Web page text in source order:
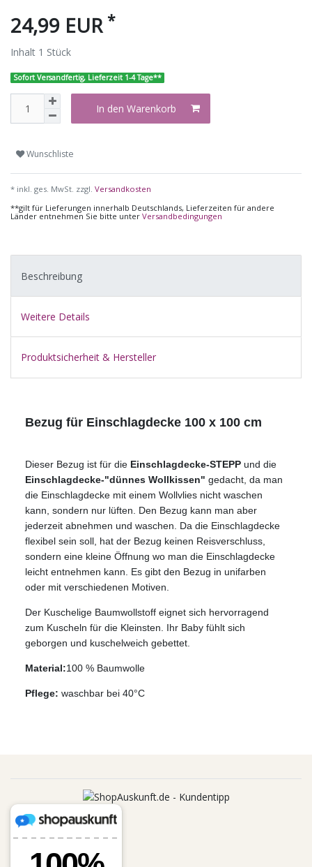
24,99 EUR *
Inhalt 1 Stück
Sofort Versandfertig, Lieferzeit 1-4 Tage**
In den Warenkorb
Wunschliste
* inkl. ges. MwSt. zzgl. Versandkosten
**gilt für Lieferungen innerhalb Deutschlands, Lieferzeiten für andere
Länder entnehmen Sie bitte unter Versandbedingungen
Beschreibung
Weitere Details
Produktsicherheit & Hersteller
Bezug für Einschlagdecke 100 x 100 cm
Dieser Bezug ist für die Einschlagdecke-STEPP und die
Einschlagdecke-"dünnes Wollkissen" gedacht, da man
die Einschlagdecke mit einem Wollvlies nicht waschen
kann, sondern nur lüften. Den Bezug kann man aber
jederzeit abnehmen und waschen. Da die Einschlagdecke
flexibel sein soll, hat der Bezug keinen Reisverschluss,
sondern eine kleine Öffnung wo man die Einschlagdecke
leicht entnehmen kann. Es gibt den Bezug in unifarben
oder mit verschiedenen Motiven.
Der Kuschelige Baumwollstoff eignet sich hervorragend
zum Kuscheln für die Kleinsten. Ihr Baby fühlt sich
geborgen und kuschelweich gebettet.
Material:100 % Baumwolle
Pflege: waschbar bei 40°C